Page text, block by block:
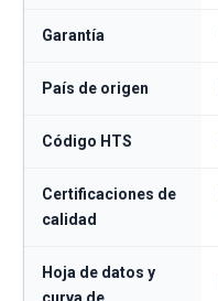
Garantía
País de origen
Código HTS
Certificaciones de
calidad
Hoja de datos y